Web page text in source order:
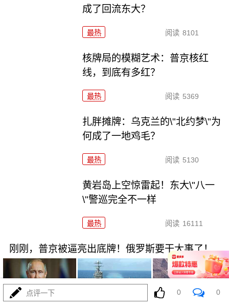
成了回流东大？
最热 阅读 8101
核牌局的模糊艺术：普京核红
线，到底有多红？
最热 阅读 5369
扎胖摊牌：乌克兰的\"北约梦\"为
何成了一地鸡毛？
最热 阅读 5130
黄岩岛上空惊雷起！东大\"八一
\"警巡完全不一样
最热 阅读 16111
刚刚，普京被逼亮出底牌！俄罗斯要干大事了！
点评一下 0 0